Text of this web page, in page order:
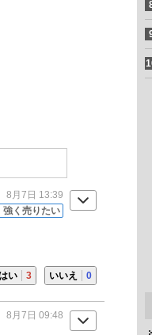
強く売りたい
8月7日 13:39
い 3 いいえ 0
8月7日 09:48